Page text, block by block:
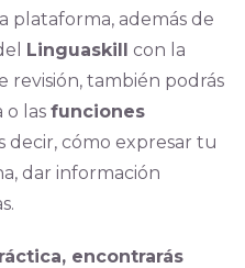
plataforma, además de
Linguaskill con la
revisión, también podrás
o las funciones
decir, cómo expresar tu
dar información
encontrarás